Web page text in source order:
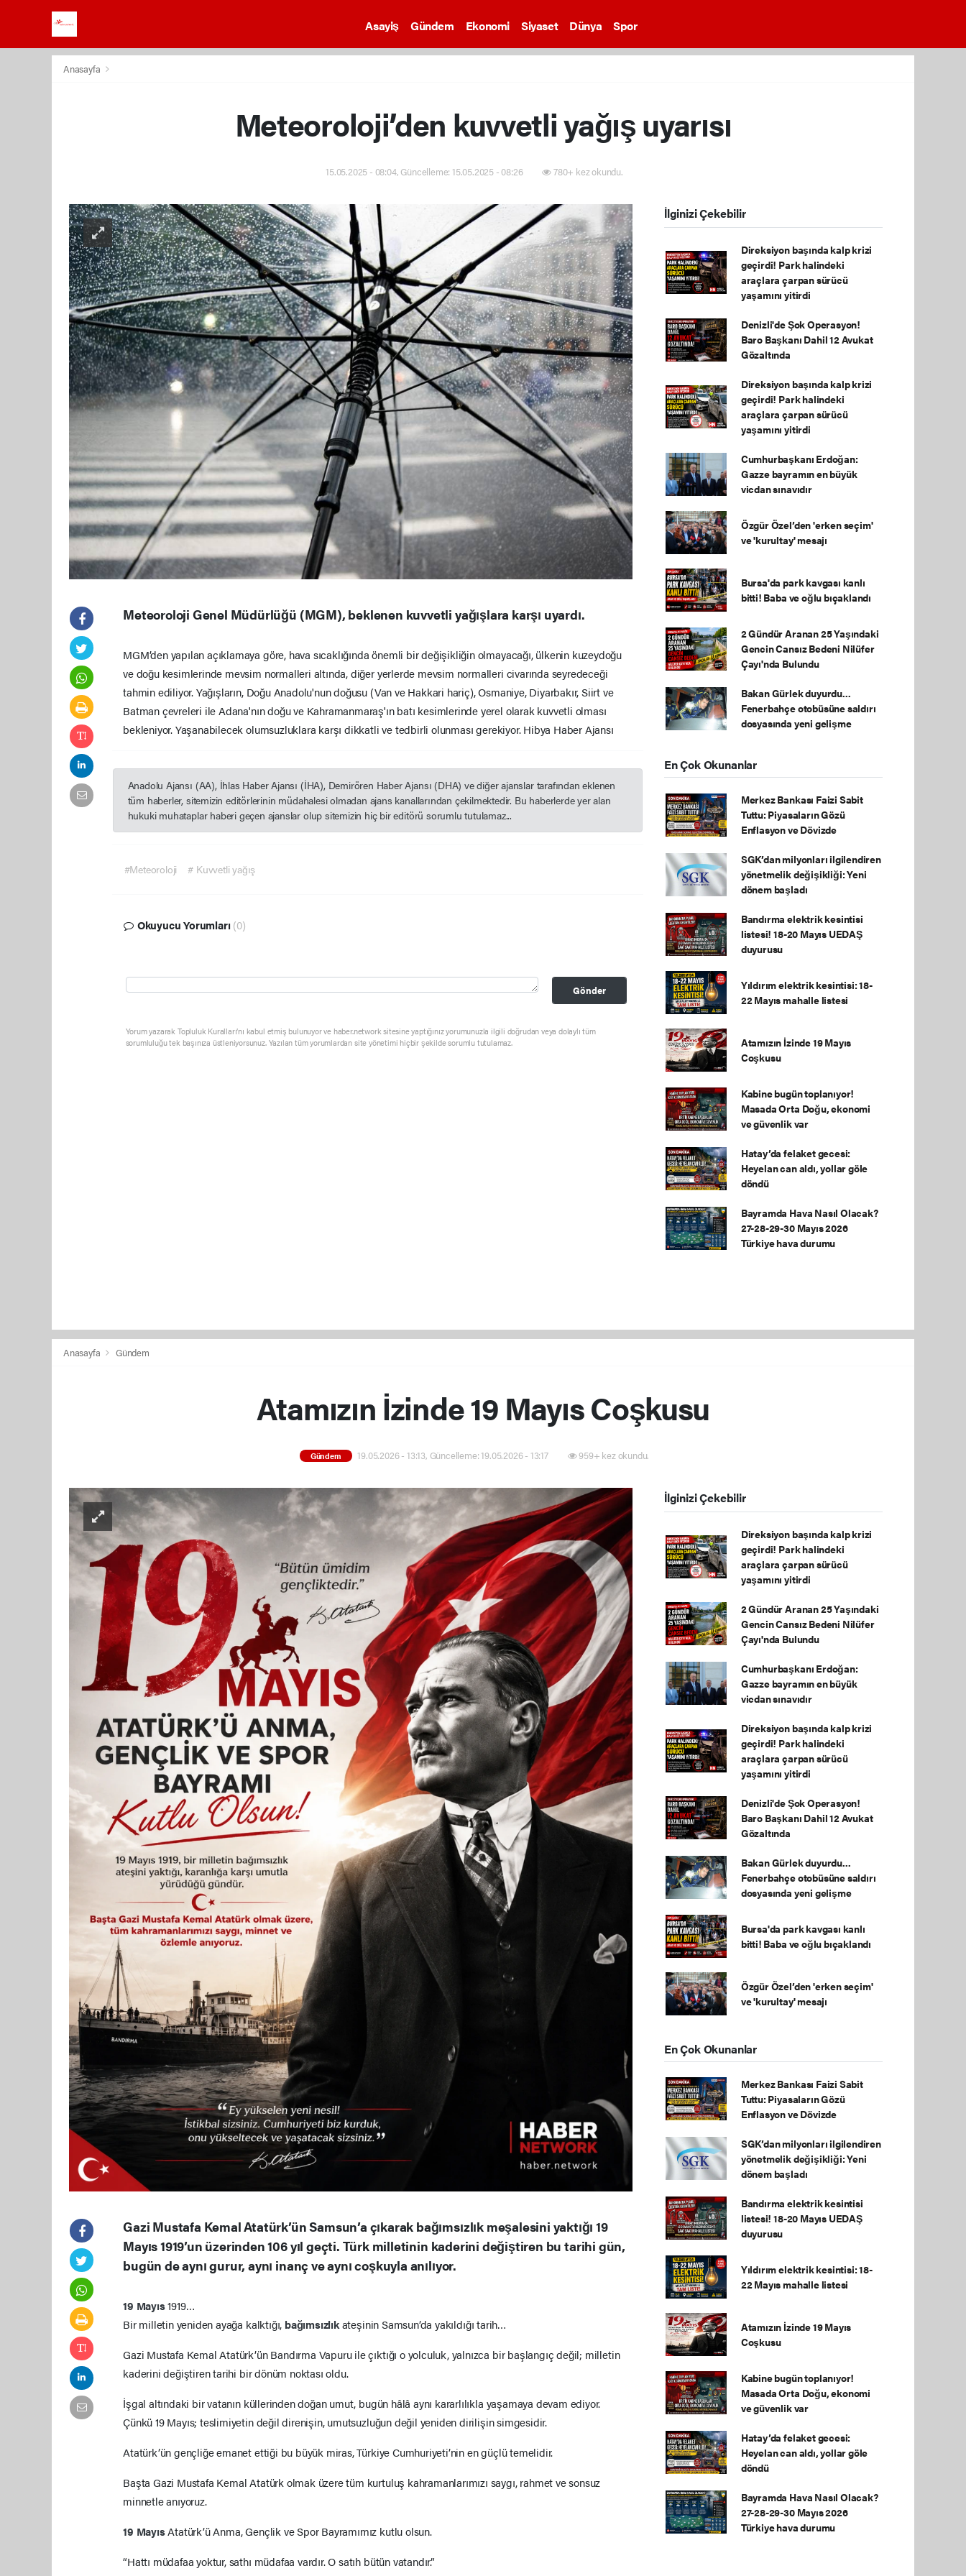
Asayiş Gündem Ekonomi Siyaset Dünya Spor
Anasayfa
Meteoroloji’den kuvvetli yağış uyarısı
15.05.2025 - 08:04, Güncelleme: 15.05.2025 - 08:26 780+ kez okundu.
Meteoroloji Genel Müdürlüğü (MGM), beklenen kuvvetli yağışlara karşı uyardı.
MGM’den yapılan açıklamaya göre, hava sıcaklığında önemli bir değişikliğin olmayacağı, ülkenin kuzeydoğu
ve doğu kesimlerinde mevsim normalleri altında, diğer yerlerde mevsim normalleri civarında seyredeceği
tahmin ediliyor. Yağışların, Doğu Anadolu'nun doğusu (Van ve Hakkari hariç), Osmaniye, Diyarbakır, Siirt ve
Batman çevreleri ile Adana'nın doğu ve Kahramanmaraş'ın batı kesimlerinde yerel olarak kuvvetli olması
bekleniyor. Yaşanabilecek olumsuzluklara karşı dikkatli ve tedbirli olunması gerekiyor. Hibya Haber Ajansı
Anadolu Ajansı (AA), İhlas Haber Ajansı (İHA), Demirören Haber Ajansı (DHA) ve diğer ajanslar tarafından eklenen
tüm haberler, sitemizin editörlerinin müdahalesi olmadan ajans kanallarından çekilmektedir. Bu haberlerde yer alan
hukuki muhataplar haberi geçen ajanslar olup sitemizin hiç bir editörü sorumlu tutulamaz...
#Meteoroloji # Kuvvetli yağış
Okuyucu Yorumları (0)
Gönder
Yorum yazarak Topluluk Kuralları’nı kabul etmiş bulunuyor ve haber.network sitesine yaptığınız yorumunuzla ilgili doğrudan veya dolaylı tüm
sorumluluğu tek başınıza üstleniyorsunuz. Yazılan tüm yorumlardan site yönetimi hiçbir şekilde sorumlu tutulamaz.
İlginizi Çekebilir
Direksiyon başında kalp krizi
geçirdi! Park halindeki
araçlara çarpan sürücü
yaşamını yitirdi
Denizli'de Şok Operasyon!
Baro Başkanı Dahil 12 Avukat
Gözaltında
Direksiyon başında kalp krizi
geçirdi! Park halindeki
araçlara çarpan sürücü
yaşamını yitirdi
Cumhurbaşkanı Erdoğan:
Gazze bayramın en büyük
vicdan sınavıdır
Özgür Özel’den 'erken seçim'
ve 'kurultay' mesajı
Bursa'da park kavgası kanlı
bitti! Baba ve oğlu bıçaklandı
2 Gündür Aranan 25 Yaşındaki
Gencin Cansız Bedeni Nilüfer
Çayı'nda Bulundu
Bakan Gürlek duyurdu...
Fenerbahçe otobüsüne saldırı
dosyasında yeni gelişme
En Çok Okunanlar
Merkez Bankası Faizi Sabit
Tuttu: Piyasaların Gözü
Enflasyon ve Dövizde
SGK’dan milyonları ilgilendiren
yönetmelik değişikliği: Yeni
dönem başladı
Bandırma elektrik kesintisi
listesi! 18-20 Mayıs UEDAŞ
duyurusu
Yıldırım elektrik kesintisi: 18-
22 Mayıs mahalle listesi
Atamızın İzinde 19 Mayıs
Coşkusu
Kabine bugün toplanıyor!
Masada Orta Doğu, ekonomi
ve güvenlik var
Hatay’da felaket gecesi:
Heyelan can aldı, yollar göle
döndü
Bayramda Hava Nasıl Olacak?
27-28-29-30 Mayıs 2026
Türkiye hava durumu
Anasayfa Gündem
Atamızın İzinde 19 Mayıs Coşkusu
Gündem 19.05.2026 - 13:13, Güncelleme: 19.05.2026 - 13:17 959+ kez okundu.
Gazi Mustafa Kemal Atatürk’ün Samsun’a çıkarak bağımsızlık meşalesini yaktığı 19
Mayıs 1919’un üzerinden 106 yıl geçti. Türk milletinin kaderini değiştiren bu tarihi gün,
bugün de aynı gurur, aynı inanç ve aynı coşkuyla anılıyor.
19 Mayıs1919…
Bir milletin yeniden ayağa kalktığı, bağımsızlıkateşinin Samsun’da yakıldığı tarih…
Gazi Mustafa Kemal Atatürk’ün Bandırma Vapuru ile çıktığı o yolculuk, yalnızca bir başlangıç değil; milletin
kaderini değiştiren tarihi bir dönüm noktası oldu.
İşgal altındaki bir vatanın küllerinden doğan umut, bugün hâlâ aynı kararlılıkla yaşamaya devam ediyor.
Çünkü 19 Mayıs; teslimiyetin değil direnişin, umutsuzluğun değil yeniden dirilişin simgesidir.
Atatürk’ün gençliğe emanet ettiği bu büyük miras, Türkiye Cumhuriyeti’nin en güçlü temelidir.
Başta Gazi Mustafa Kemal Atatürk olmak üzere tüm kurtuluş kahramanlarımızı saygı, rahmet ve sonsuz
minnetle anıyoruz.
19 MayısAtatürk’ü Anma, Gençlik ve Spor Bayramımız kutlu olsun.
“Hattı müdafaa yoktur, sathı müdafaa vardır. O satıh bütün vatandır.”
İlginizi Çekebilir
Direksiyon başında kalp krizi
geçirdi! Park halindeki
araçlara çarpan sürücü
yaşamını yitirdi
2 Gündür Aranan 25 Yaşındaki
Gencin Cansız Bedeni Nilüfer
Çayı'nda Bulundu
Cumhurbaşkanı Erdoğan:
Gazze bayramın en büyük
vicdan sınavıdır
Direksiyon başında kalp krizi
geçirdi! Park halindeki
araçlara çarpan sürücü
yaşamını yitirdi
Denizli'de Şok Operasyon!
Baro Başkanı Dahil 12 Avukat
Gözaltında
Bakan Gürlek duyurdu...
Fenerbahçe otobüsüne saldırı
dosyasında yeni gelişme
Bursa'da park kavgası kanlı
bitti! Baba ve oğlu bıçaklandı
Özgür Özel’den 'erken seçim'
ve 'kurultay' mesajı
En Çok Okunanlar
Merkez Bankası Faizi Sabit
Tuttu: Piyasaların Gözü
Enflasyon ve Dövizde
SGK’dan milyonları ilgilendiren
yönetmelik değişikliği: Yeni
dönem başladı
Bandırma elektrik kesintisi
listesi! 18-20 Mayıs UEDAŞ
duyurusu
Yıldırım elektrik kesintisi: 18-
22 Mayıs mahalle listesi
Atamızın İzinde 19 Mayıs
Coşkusu
Kabine bugün toplanıyor!
Masada Orta Doğu, ekonomi
ve güvenlik var
Hatay’da felaket gecesi:
Heyelan can aldı, yollar göle
döndü
Bayramda Hava Nasıl Olacak?
27-28-29-30 Mayıs 2026
Türkiye hava durumu